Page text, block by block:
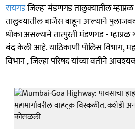
रायगडजिल्हा मंडणगड तालुक्यातील
तालुक्यातील बार्जेस वाहून आल्याने
धोका असल्याने तात्पुरती मंडणगड -
बंद केली आहे. याठिकाणी पोलिस विभाग,
विभाग , जिल्हा परिषद यांच्या वतीने